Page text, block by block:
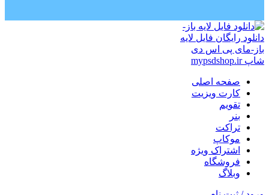
صفحه اصلی
کارت ویزیت
تقویم
بنر
تراکت
موکاپ
اشتراک ویژه
فروشگاه
وبلاگ